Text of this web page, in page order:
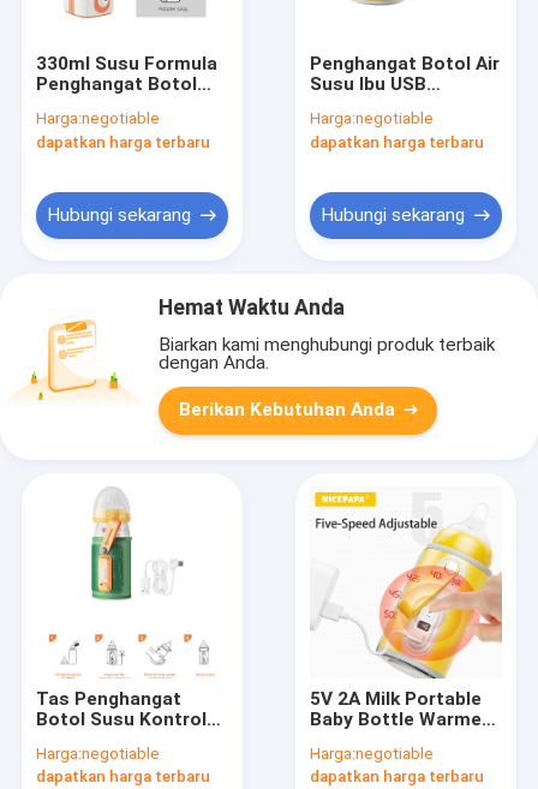
330ml Susu Formula
Penghangat Botol
Bayi
Harga:negotiable
dapatkan harga terbaru
Hubungi sekarang
Penghangat Botol Air
Susu Ibu USB
Listrik Dapat
Disesuaikan
Harga:negotiable
dapatkan harga terbaru
Hubungi sekarang
Hemat Waktu Anda
Biarkan kami menghubungi produk terbaik
dengan Anda.
Berikan Kebutuhan Anda
Tas Penghangat
Botol Susu Kontrol
Dengan Layar LCD
Harga:negotiable
dapatkan harga terbaru
5V 2A Milk Portable
Baby Bottle Warmer
Disesuaikan
Harga:negotiable
dapatkan harga terbaru